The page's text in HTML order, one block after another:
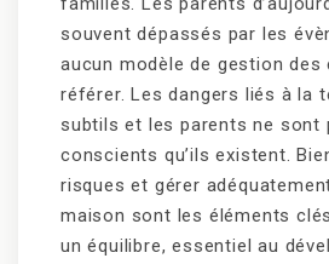
souvent dépassés par les
aucun modèle de gestion des
référer. Les dangers liés à la
subtils et les parents ne sont
conscients qu’ils existent.
risques et gérer
maison sont les éléments
un équilibre, essentiel au